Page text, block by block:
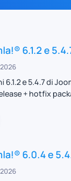
6.1.2 e
6.1.2 e 5.4.7 di
+ hotfix
6.0.4 e